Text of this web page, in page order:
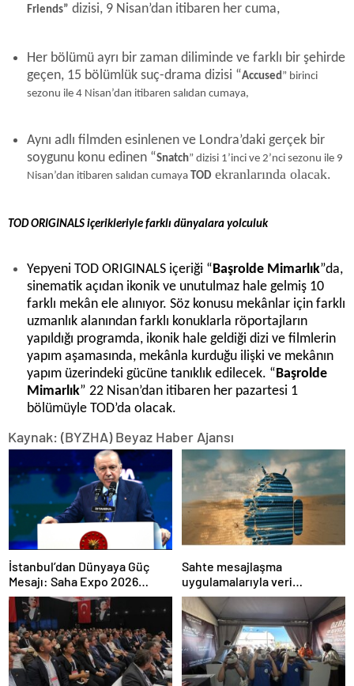
Friends” dizisi, 9 Nisan’dan itibaren her cuma,
Her bölümü ayrı bir zaman diliminde ve farklı bir şehirde
geçen, 15 bölümlük suç-drama dizisi “Accused ” birinci
sezonu ile 4 Nisan’dan itibaren salıdan cumaya,
Aynı adlı filmden esinlenen ve Londra’daki gerçek bir
soygunu konu edinen “Snatch” dizisi 1’inci ve 2’nci sezonu ile 9
Nisan’dan itibaren salıdan cumaya TOD ekranlarında olacak.
TOD ORIGINALS içerikleriyle farklı dünyalara yolculuk
Yepyeni TOD ORIGINALS içeriği “Başrolde Mimarlık”da,
sinematik açıdan ikonik ve unutulmaz hale gelmiş 10
farklı mekân ele alınıyor. Söz konusu mekânlar için farklı
uzmanlık alanından farklı konuklarla röportajların
yapıldığı programda, ikonik hale geldiği dizi ve filmlerin
yapım aşamasında, mekânla kurduğu ilişki ve mekânın
yapım üzerindeki gücüne tanıklık edilecek. “Başrolde
Mimarlık” 22 Nisan’dan itibaren her pazartesi 1
bölümüyle TOD’da olacak.
Kaynak: (BYZHA) Beyaz Haber Ajansı
İstanbul’dan Dünyaya Güç
Mesajı: Saha Expo 2026
Rekorlarla Kapılarını Kapattı
Sahte mesajlaşma
uygulamalarıyla veri
sızdırıyorlar- Haber Şafak